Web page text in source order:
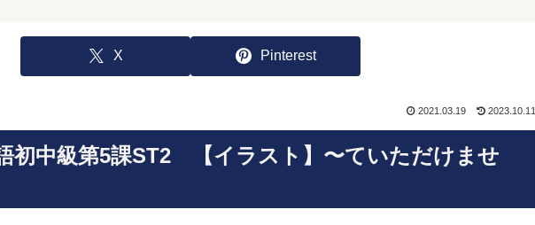
X Pinterest
2021.03.19 2023.10.11
初中級第5課ST2 【イラスト】〜ていただけませ